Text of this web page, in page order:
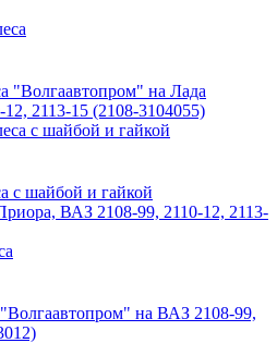
"Волгаавтопром" на Лада
2113-15 (2108-3104055)
с шайбой и гайкой
ВАЗ 2108-99, 2110-12, 2113-
на ВАЗ 2108-99,